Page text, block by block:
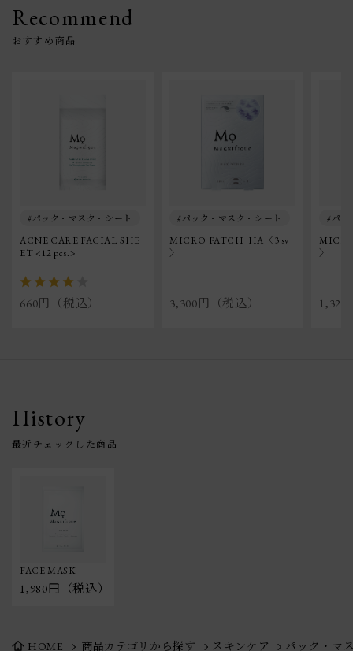
Recommend
パック・マスク・シート
ACNE CARE FACIAL SHE
ET <12 pcs.>
660円（税込）
パック・マスク・シート
MICRO PATCH  HA〈3 sv
〉
3,300円（税込）
パッ
〉
History
FACE MASK
1,980円（税込）
HOME 商品カテゴリから探す スキンケア パック・マ